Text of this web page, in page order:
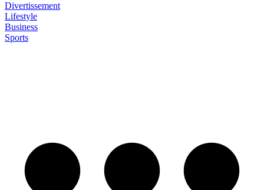
Divertissement
Lifestyle
Business
Sports